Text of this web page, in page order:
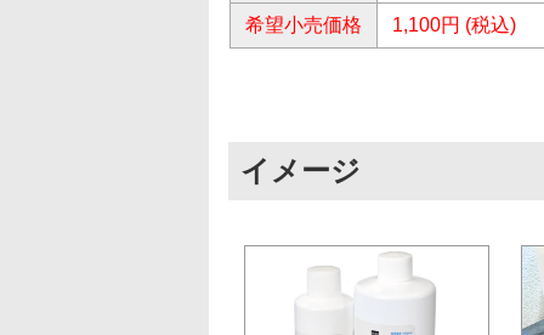
希望小売価格 1,100円 (税込)
イメージ